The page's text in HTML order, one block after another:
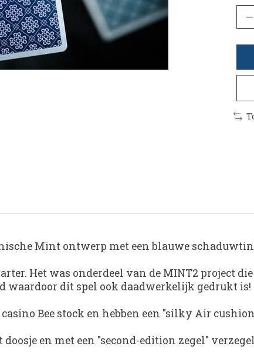
Mint ontwerp met een blauwe
Het was onderdeel van de MINT2 project
waardoor dit spel ook daadwerkelijk gedrukt is!
Bee stock en hebben een "silky Air
en met een "second-edition zegel"